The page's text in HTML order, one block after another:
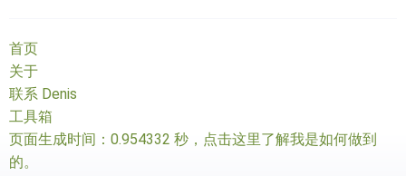
首页
关于
联系 Denis
工具箱
页面生成时间：0.954332 秒， 点击这里了解我是如何做到
的。